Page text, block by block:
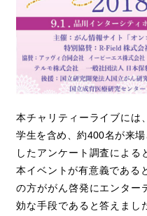
本チャリティーライブには
学生を含め、約400名が来
したアンケート調査による
本イベントが有意義である
の方ががん啓発にエンター
効な手段であると答えまし